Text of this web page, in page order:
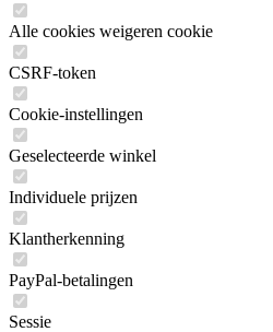
Alle cookies weigeren cookie
CSRF-token
Cookie-instellingen
Geselecteerde winkel
Individuele prijzen
Klantherkenning
PayPal-betalingen
Sessie